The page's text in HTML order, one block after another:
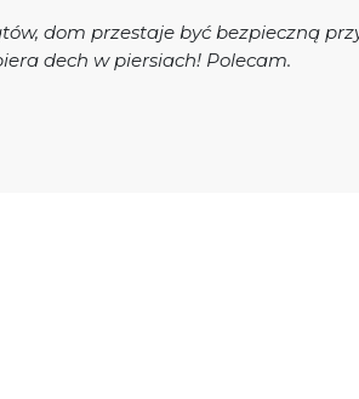
dom przestaje być bezpieczną
dech w piersiach! Polecam.